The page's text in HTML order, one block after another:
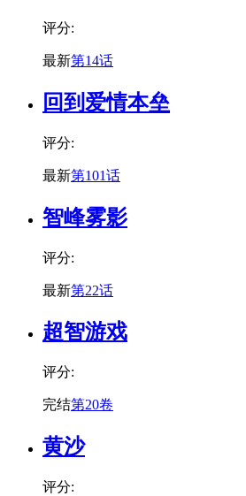
评分:
最新第14话
回到爱情本垒
评分:
最新第101话
智峰雾影
评分:
最新第22话
超智游戏
评分:
完结第20卷
黄沙
评分: